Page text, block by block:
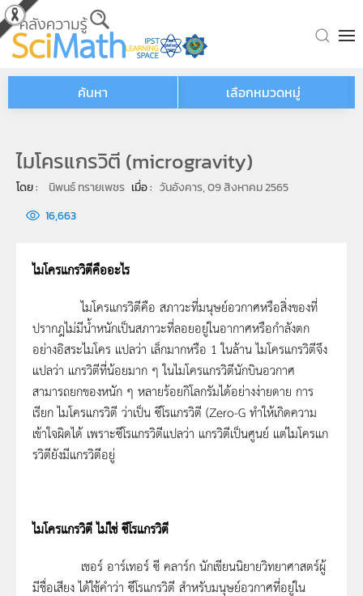
Skip to main content
ค้นหา เลือกหมวดหมู่
ไมโครแกรวิตี (microgravity)
โดย : นิพนธ์ ทรายเพชร เมื่อ : วันอังคาร, 09 สิงหาคม 2565
16,663
ไมโครแกรวิตีคืออะไร
ไมโครแกรวิตีคือ สภาวะที่มนุษย์อวกาศหรือสิ่งของที่
ปรากฎไม่มีน้ำหนักเป็นสภาวะที่ลอยอยู่ในอากาศหรือกำลังตก
อย่างอิสระไมโคร แปลว่า เล็กมากหรือ 1 ในล้าน ไมโครแกรวิตีจึง
แปลว่า แกรวิตีที่น้อยมาก ๆ ในไมโครแกรวิตีนักบินอวกาศ
สามารถยกของหนัก ๆ หลายร้อยกิโลกรัมได้อย่างง่ายดาย การ
เรียก ไมโครแกรวิตี ว่าเป็น ซีโรแกรวิตี (Zero-G ทำให้เกิดความ
เข้าใจผิดได้ เพราะซีโรแกรวิตีแปลว่า แกรวิตีเป็นศูนย์ แต่ไมโครแก
รวิตียังมีแกรวิตีอยู่
ไมโครแกรวิตี ไม่ใช่ ซีโรแกรวิตี
เชอร์ อาร์เทอร์ ซี คลาร์ก นักเขียนนิยายวิทยาศาสตร์ผู้
มีชื่อเสียง ได้ใช้คำว่า ซีโรแกรวิตี สำหรับมนุษย์อวกาศที่อยู่ใน